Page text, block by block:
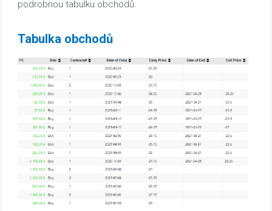
podrobnou tabulku obchodů.
Tabulka obchodů